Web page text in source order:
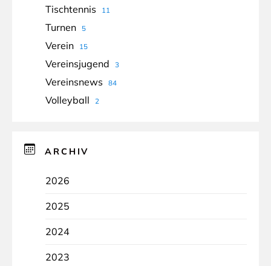
Tischtennis 11
Turnen 5
Verein 15
Vereinsjugend 3
Vereinsnews 84
Volleyball 2
ARCHIV
2026
2025
2024
2023